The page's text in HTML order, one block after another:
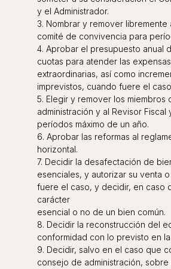
y el Administrador.
3. Nombrar y remover libremente
comité de convivencia para
4. Aprobar el presupuesto anual
cuotas para atender las
extraordinarias, así como
imprevistos, cuando fuere el
5. Elegir y remover los miembros
administración y al Revisor Fiscal
períodos máximo de un año.
6. Aprobar las reformas al
horizontal.
7. Decidir la desafectación de
esenciales, y autorizar su venta
fuere el caso, y decidir, en caso
carácter
esencial o no de un bien común.
8. Decidir la reconstrucción del
conformidad con lo previsto en
9. Decidir, salvo en el caso que
consejo de administración,